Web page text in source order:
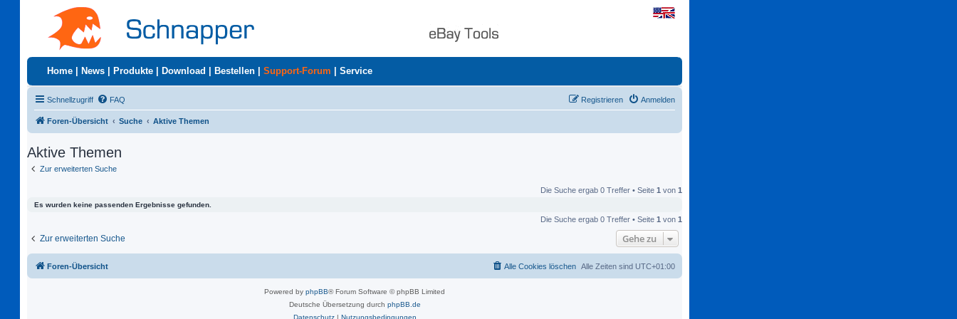
Home News Produkte Download Bestellen Support-Forum Service
Schnellzugriff FAQ Anmelden
Registrieren
Foren-Übersicht Suche Aktive Themen
Aktive Themen
Zur erweiterten Suche
Die Suche ergab 0 Treffer • Seite 1 von 1
Es wurden keine passenden Ergebnisse gefunden.
Die Suche ergab 0 Treffer • Seite 1 von 1
Zur erweiterten Suche Gehe zu
Foren-Übersicht Alle Zeiten sind UTC+01:00
Alle Cookies löschen
Powered by phpBB® Forum Software © phpBB Limited
Deutsche Übersetzung durch phpBB.de
Datenschutz| Nutzungsbedingungen